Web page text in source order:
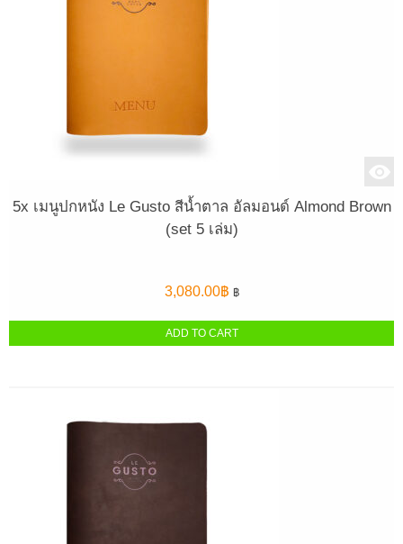
5x เมนูปกหนัง Le Gusto สีน้ำตาล อัลมอนด์ Almond Brown
(set 5 เล่ม)
3,080.00฿ ฿
ADD TO CART